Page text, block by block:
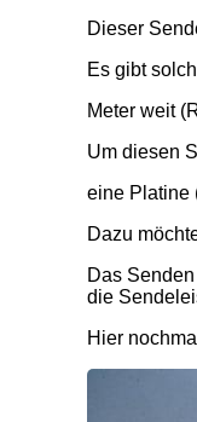
Dieser
Es gibt
Meter weit
Um diesen
eine Platine
Dazu
Das
die
Hier